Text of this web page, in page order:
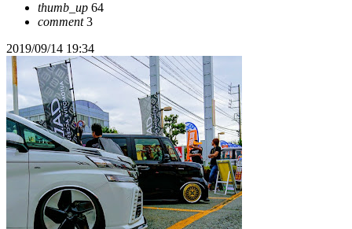
thumb_up 64
comment3
2019/09/14 19:34